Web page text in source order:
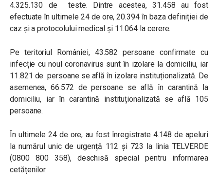
4.325.130 de teste. Dintre acestea, 31.458 au fost
efectuate în ultimele 24 de ore, 20.394 în baza definiției de
caz și a protocolului medical și 11.064 la cerere.
Pe teritoriul României, 43.582 persoane confirmate cu
infecție cu noul coronavirus sunt în izolare la domiciliu, iar
11.821 de persoane se află în izolare instituționalizată. De
asemenea, 66.572 de persoane se află în carantină la
domiciliu, iar în carantină instituționalizată se află 105
persoane.
În ultimele 24 de ore, au fost înregistrate 4.148 de apeluri
la numărul unic de urgență 112 și 723 la linia TELVERDE
(0800 800 358), deschisă special pentru informarea
cetățenilor.